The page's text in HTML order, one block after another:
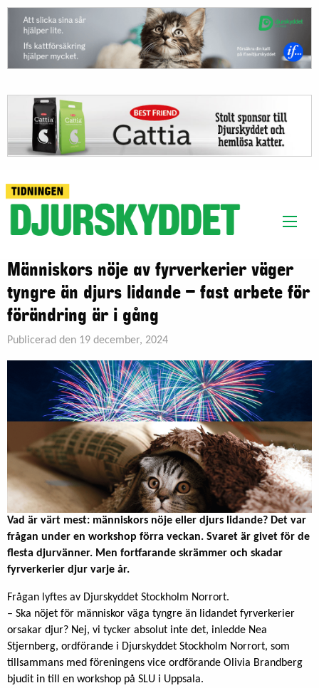
Människors nöje av fyrverkerier väger
tyngre än djurs lidande – fast arbete för
förändring är i gång
Publicerad den 19 december, 2024
Vad är värt mest: människors nöje eller djurs lidande? Det var
frågan under en workshop förra veckan. Svaret är givet för de
flesta djurvänner. Men fortfarande skrämmer och skadar
fyrverkerier djur varje år.
Frågan lyftes av Djurskyddet Stockholm Norrort.
– Ska nöjet för människor väga tyngre än lidandet fyrverkerier
orsakar djur? Nej, vi tycker absolut inte det, inledde Nea
Stjernberg, ordförande i Djurskyddet Stockholm Norrort, som
tillsammans med föreningens vice ordförande Olivia Brandberg
bjudit in till en workshop på SLU i Uppsala.